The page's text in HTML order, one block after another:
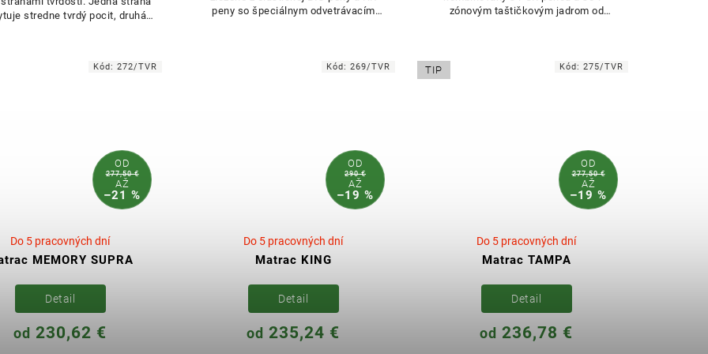
stredne tvrdý pocit, druhá
peny so špeciálnym odvetrávacím
zónovým taštičkovým jadrom od
OD
277,50 €
AŽ
–21 %
MEMORY SUPRA
Do 5 pracovných dní
od 230,62 €
Detail
Kód:272/TVR
OD
290 €
AŽ
–19 %
Matrac KING
Do 5 pracovných dní
od 235,24 €
Detail
Kód:269/TVR TIP
OD
277,50 €
AŽ
–19 %
Matrac TAMPA
Do 5 pracovných dní
od 236,78 €
Detail
Kód:275/TVR